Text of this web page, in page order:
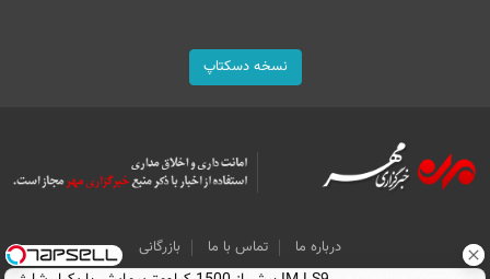
نسخه دسکتاپ
درباره ما تماس با ما
بازرگانی